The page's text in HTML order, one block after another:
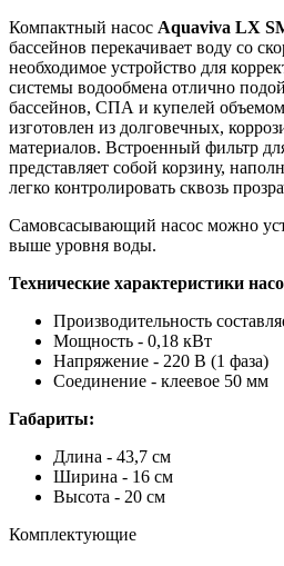
Компактный насос Aquaviva LX
бассейнов перекачивает воду со
необходимое устройство для
системы водообмена отлично
бассейнов, СПА и купелей
изготовлен из долговечных,
материалов. Встроенный фильтр
представляет собой корзину,
легко контролировать сквозь
Самовсасывающий насос можно
выше уровня воды.
Технические характеристики
Производительность
Мощность - 0,18 кВт
Напряжение - 220 В (1 фаза)
Соединение - клеевое 50 мм
Габариты:
Длина - 43,7 см
Ширина - 16 см
Высота - 20 см
Комплектующие